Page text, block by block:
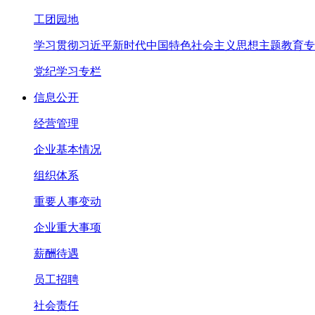
工团园地
学习贯彻习近平新时代中国特色社会主义思想主题教育
党纪学习专栏
信息公开
经营管理
企业基本情况
组织体系
重要人事变动
企业重大事项
薪酬待遇
员工招聘
社会责任